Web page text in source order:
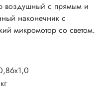
воздушный с прямым и
наконечник с
микромотор со светом.